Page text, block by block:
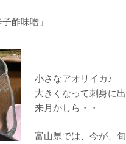
酢味噌」
小さなアオリイカ♪
大きくなって刺身に
来月かしら・・
富山県では、今が、